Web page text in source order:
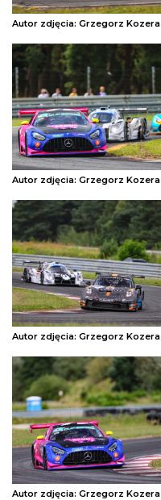
Autor zdjęcia: Grzegorz Kozera
Autor zdjęcia: Grzegorz Kozera
Autor zdjęcia: Grzegorz Kozera
Autor zdjęcia: Grzegorz Kozera